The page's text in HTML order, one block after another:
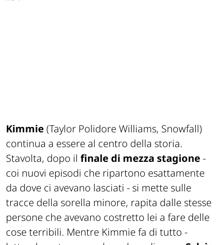
Kimmie (Taylor Polidore Williams, Snowfall)
continua a essere al centro della storia.
Stavolta, dopo il finale di mezza stagione -
coi nuovi episodi che ripartono esattamente
da dove ci avevano lasciati - si mette sulle
tracce della sorella minore, rapita dalle stesse
persone che avevano costretto lei a fare delle
cose terribili. Mentre Kimmie fa di tutto -